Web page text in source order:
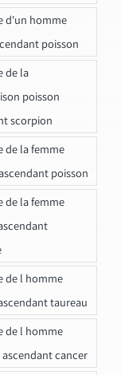
d'un homme
poisson
de la
poisson
scorpion
de la femme
poisson
de la femme
de l homme
taureau
de l homme
ascendant cancer